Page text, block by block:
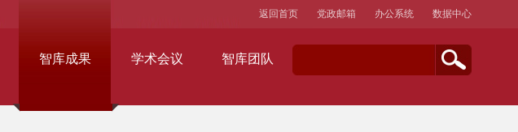
智库成果 学术会议 智库团队
返回首页 党政邮箱 办公系统 数据中心